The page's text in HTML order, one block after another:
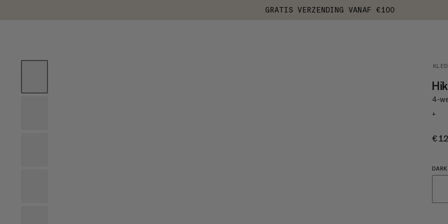
GRATIS VERZENDING VANAF €100
4-
+